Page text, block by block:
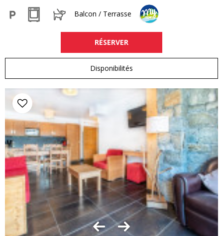
Balcon / Terrasse
RÉSERVER
Disponibilités